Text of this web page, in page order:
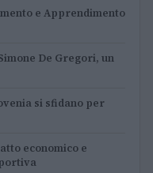
e Apprendimento
De Gregori, un
si sfidano per
economico e